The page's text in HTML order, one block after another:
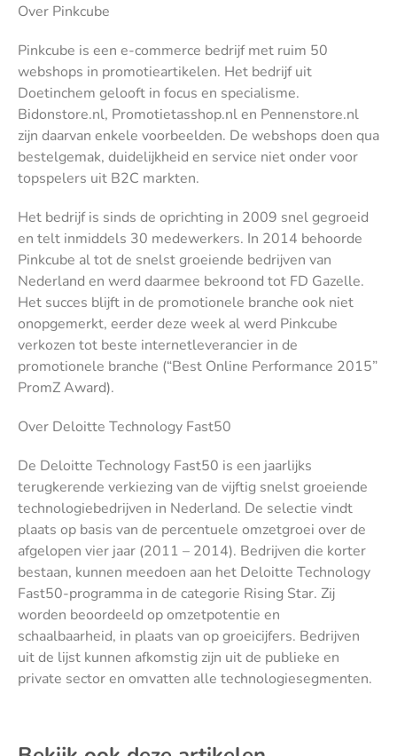
Over Pinkcube
Pinkcube is een e-commerce bedrijf met ruim 50
webshops in promotieartikelen. Het bedrijf uit
Doetinchem gelooft in focus en specialisme.
Bidonstore.nl, Promotietasshop.nl en Pennenstore.nl
zijn daarvan enkele voorbeelden. De webshops doen qua
bestelgemak, duidelijkheid en service niet onder voor
topspelers uit B2C markten.
Het bedrijf is sinds de oprichting in 2009 snel gegroeid
en telt inmiddels 30 medewerkers. In 2014 behoorde
Pinkcube al tot de snelst groeiende bedrijven van
Nederland en werd daarmee bekroond tot FD Gazelle.
Het succes blijft in de promotionele branche ook niet
onopgemerkt, eerder deze week al werd Pinkcube
verkozen tot beste internetleverancier in de
promotionele branche (“Best Online Performance 2015”
PromZ Award).
Over Deloitte Technology Fast50
De Deloitte Technology Fast50 is een jaarlijks
terugkerende verkiezing van de vijftig snelst groeiende
technologiebedrijven in Nederland. De selectie vindt
plaats op basis van de percentuele omzetgroei over de
afgelopen vier jaar (2011 – 2014). Bedrijven die korter
bestaan, kunnen meedoen aan het Deloitte Technology
Fast50-programma in de categorie Rising Star. Zij
worden beoordeeld op omzetpotentie en
schaalbaarheid, in plaats van op groeicijfers. Bedrijven
uit de lijst kunnen afkomstig zijn uit de publieke en
private sector en omvatten alle technologiesegmenten.